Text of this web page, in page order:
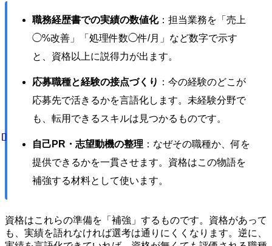
職務経歴書での実績の数値化：担当業務を「売上
◯%改善」「処理件数◯件/月」など数字で示す
と、資格以上に説得力が出ます。
応募職種と経験の接点づくり ：今の経験のどこが
応募先で活きるかを言語化します。未経験分野で
も、転用できるスキルは見つかるものです。
自己PR・志望動機の整理 ：なぜその職種か、何を
提供できるかを一貫させます。資格はこの物語を
補強する材料として使います。
資格はこれらの準備を「補強」するものです。資格があって
も、実績を語れなければ選考は通りにくくなります。逆に、